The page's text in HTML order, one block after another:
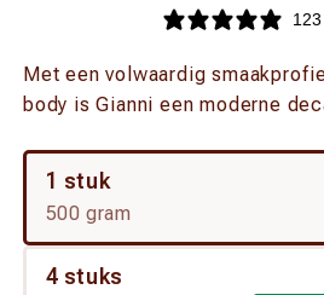
Met een volwaardig
body is Gianni een moderne
1 stuk
500 gram
4 stuks